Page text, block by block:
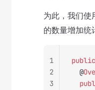
为此，我们使
的数量增加统
public
	@
1
2
3